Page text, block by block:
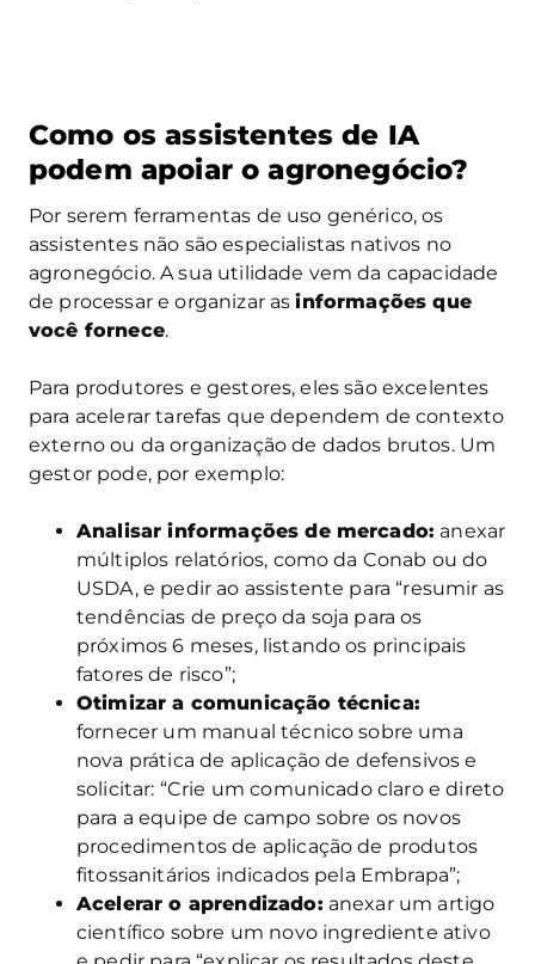
Como os assistentes de IA
podem apoiar o agronegócio?
Por serem ferramentas de uso genérico, os
assistentes não são especialistas nativos no
agronegócio. A sua utilidade vem da capacidade
de processar e organizar asinformações que
você fornece.
Para produtores e gestores, eles são excelentes
para acelerar tarefas que dependem de contexto
externo ou da organização de dados brutos. Um
gestor pode, por exemplo:
Analisar informações de mercado: anexar
múltiplos relatórios, como da Conab ou do
USDA, e pedir ao assistente para “resumir as
tendências de preço da soja para os
próximos 6 meses, listando os principais
fatores de risco”;
Otimizar a comunicação técnica:
fornecer um manual técnico sobre uma
nova prática de aplicação de defensivos e
solicitar: “Crie um comunicado claro e direto
para a equipe de campo sobre os novos
procedimentos de aplicação de produtos
fitossanitários indicados pela Embrapa”;
Acelerar o aprendizado: anexar um artigo
científico sobre um novo ingrediente ativo